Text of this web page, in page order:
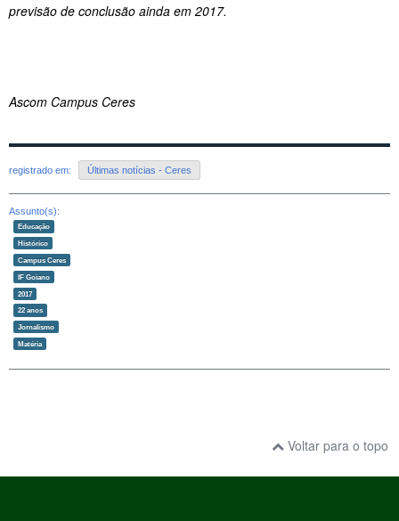
previsão de conclusão ainda em 2017.
Ascom Campus Ceres
registrado em: Últimas notícias - Ceres
Assunto(s):
Educação
Histórico
Campus Ceres
IF Goiano
2017
22 anos
Jornalismo
Matéria
Voltar para o topo